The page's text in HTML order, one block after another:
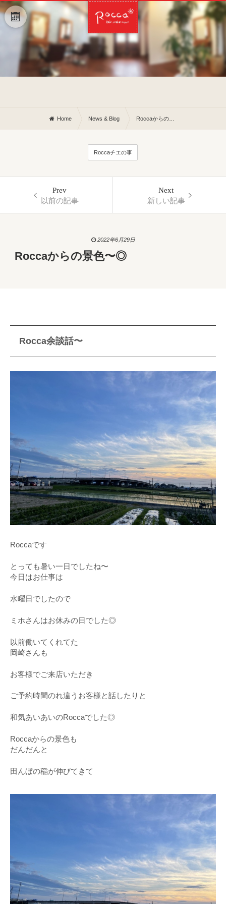
Home News & Blog Roccaからの景色〜◎
Roccaチエの事
Prev
以前の記事
Next
新しい記事
2022年6月29日
Roccaからの景色〜◎
Rocca余談話〜
Roccaです
とっても暑い一日でしたね〜
今日はお仕事は
水曜日でしたので
ミホさんはお休みの日でした◎
以前働いてくれてた
岡崎さんも
お客様でご来店いただき
ご予約時間のれ違うお客様と話したりと
和気あいあいのRoccaでした◎
Roccaからの景色も
だんだんと
田んぼの稲が伸びてきて